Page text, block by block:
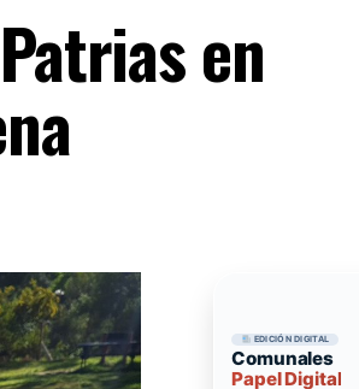
en
EDICIÓN DIGITAL
Comunales
Papel Digital